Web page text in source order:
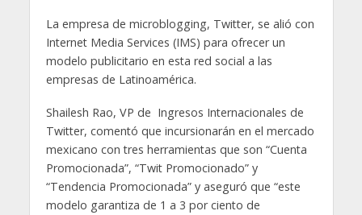
La empresa de microblogging, Twitter, se alió con
Internet Media Services (IMS) para ofrecer un
modelo publicitario en esta red social a las
empresas de Latinoamérica.
Shailesh Rao, VP de Ingresos Internacionales de
Twitter, comentó que incursionarán en el mercado
mexicano con tres herramientas que son “Cuenta
Promocionada”, “Twit Promocionado” y
“Tendencia Promocionada” y aseguró que “este
modelo garantiza de 1 a 3 por ciento de